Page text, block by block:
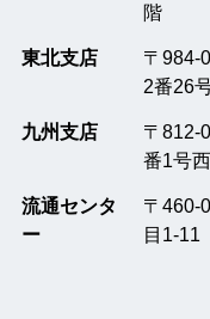
階
東北支店
〒984-
2番26
九州支店
〒812-
番1号
流通センタ
ー
〒460-
目1-11